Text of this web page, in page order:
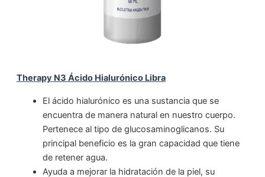
Therapy N3 Ácido Hialurónico Libra
El ácido hialurónico es una sustancia que se
encuentra de manera natural en nuestro cuerpo.
Pertenece al tipo de glucosaminoglicanos. Su
principal beneficio es la gran capacidad que tiene
de retener agua.
Ayuda a mejorar la hidratación de la piel, su